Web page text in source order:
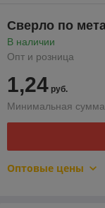
Сверло по
В наличии
Опт и розница
1,24 руб.
Минимальная сумма
Оптовые цены